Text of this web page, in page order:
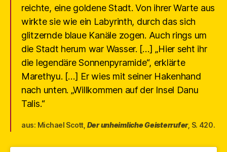
reichte, eine goldene Stadt. Von ihrer Warte aus
wirkte sie wie ein Labyrinth, durch das sich
glitzernde blaue Kanäle zogen. Auch rings um
die Stadt herum war Wasser. […] „Hier seht ihr
die legendäre Sonnenpyramide“, erklärte
Marethyu. […] Er wies mit seiner Hakenhand
nach unten. „Willkommen auf der Insel Danu
Talis.“
aus: Michael Scott, Der unheimliche Geisterrufer, S. 420.